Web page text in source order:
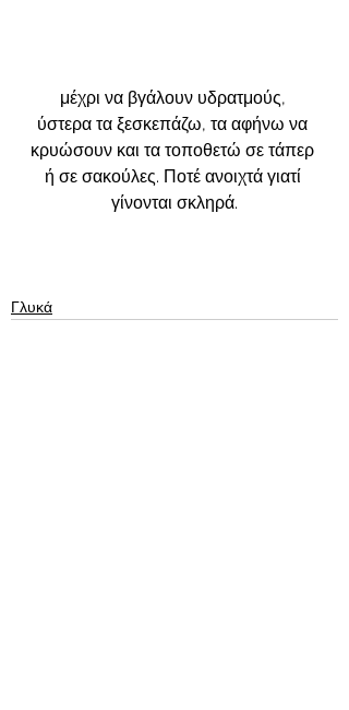
μέχρι να βγάλουν υδρατμούς,
ύστερα τα ξεσκεπάζω, τα αφήνω να
κρυώσουν και τα τοποθετώ σε τάπερ
ή σε σακούλες. Ποτέ ανοιχτά γιατί
γίνονται σκληρά.
Γλυκά